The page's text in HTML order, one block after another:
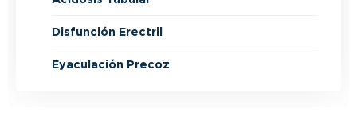
Disfunción Erectril
Eyaculación Precoz